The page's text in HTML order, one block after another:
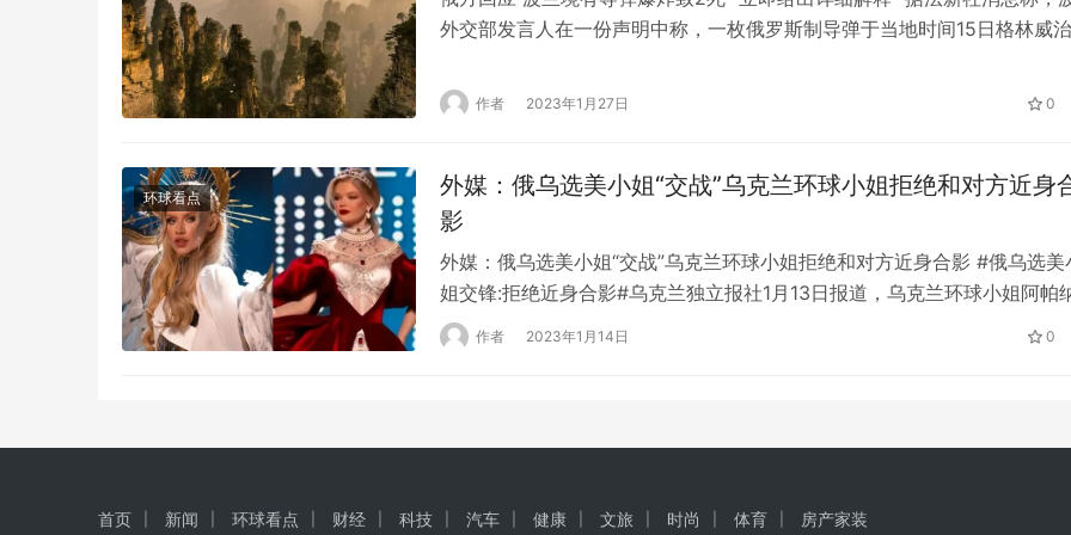
外交部发言人在一份声明中称，一枚俄罗斯制导弹于当地时间15日格林威
人死亡。报道称，波兰外交部发言人还表示，已召见俄罗斯驻波兰大使，要
作者 2023年1月27日 0
环球看点
外媒：俄乌选美小姐“交战”乌克兰环球小姐拒绝和对方近身
影
外媒：俄乌选美小姐“交战”乌克兰环球小姐拒绝和对方近身合影 #俄乌选美
姐交锋:拒绝近身合影#乌克兰独立报社1月13日报道，乌克兰环球小姐阿帕
科在大会拍照环节中拒绝站在俄罗斯环球小姐的旁边。 据报道，网络上流传
一段视频，在“环球小姐”选美半决赛即将开始之际，主办方要求参加的女孩
作者 2023年1月14日 0
首页 新闻 环球看点 财经 科技 汽车 健康 文旅 时尚 体育 房产家装